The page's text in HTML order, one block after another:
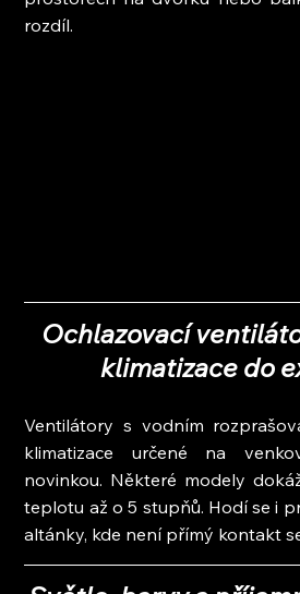
rozdíl.
Ochlazovací
klimatizace do
Ventilátory s vodním
klimatizace určené na
novinkou. Některé modely
teplotu až o 5 stupňů. Hodí se i
altánky, kde není přímý kontakt